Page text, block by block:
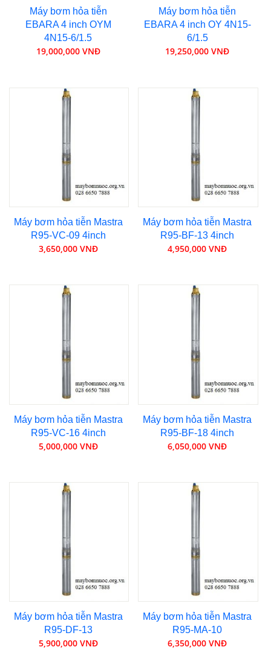
Máy bơm hỏa tiễn
EBARA 4 inch OYM
4N15-6/1.5
19,000,000 VNĐ
Máy bơm hỏa tiễn
EBARA 4 inch OY 4N15-
6/1.5
19,250,000 VNĐ
Máy bơm hỏa tiễn Mastra
R95-VC-09 4inch
3,650,000 VNĐ
Máy bơm hỏa tiễn Mastra
R95-BF-13 4inch
4,950,000 VNĐ
Máy bơm hỏa tiễn Mastra
R95-VC-16 4inch
5,000,000 VNĐ
Máy bơm hỏa tiễn Mastra
R95-BF-18 4inch
6,050,000 VNĐ
Máy bơm hỏa tiễn Mastra
R95-DF-13
5,900,000 VNĐ
Máy bơm hỏa tiễn Mastra
R95-MA-10
6,350,000 VNĐ